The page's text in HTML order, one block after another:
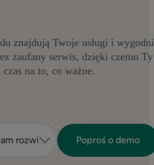
znajdują Twoje usługi i
zaufany serwis, dzięki czemu Ty
czas na to, co ważne.